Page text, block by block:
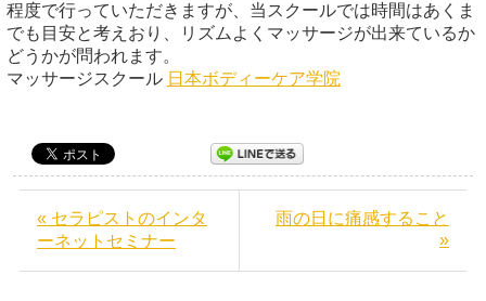
程度で行っていただきますが、当スクールでは時間はあくま
でも目安と考えおり、リズムよくマッサージが出来ているか
どうかが問われます。
マッサージスクール 日本ボディーケア学院
« セラピストのインタ
ーネットセミナー
雨の日に痛感すること
»